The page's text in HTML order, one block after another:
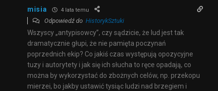
misia 4 lata temu
Odpowiedź do HistorykSztuki
Wszyscy „antypisowcy”, czy sądzicie, że lud jest tak
dramatycznie głupi, że nie pamięta poczynań
poprzednich ekip? Co jakiś czas występują opozycyjne
tuzy i autorytety i jak się ich słucha to ręce opadają, co
można by wykorzystać do zbożnych celów, np. przekopu
mierzei, bo jakby ustawić tysiąc ludzi nad brzegiem i